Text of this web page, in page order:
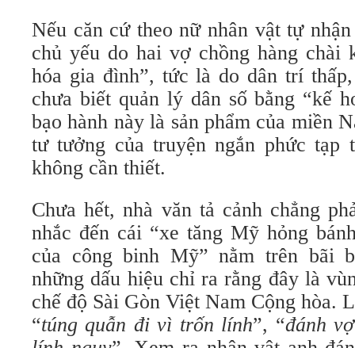
Nếu căn cứ theo nữ nhân vật tự
chủ yếu do hai vợ chồng hàng chài
hóa gia đình”, tức là do dân trí
chưa biết quản lý dân số bằng “kế
bạo hành này là sản phẩm của miền
tư tưởng của truyện ngắn phức tạp
không cần thiết.
Chưa hết, nhà văn tả cảnh chẳng
nhắc đến cái “xe tăng Mỹ hỏng
của công binh Mỹ” nằm trên bãi
những dấu hiệu chỉ ra rằng đây là
chế độ Sài Gòn Việt Nam Cộng hòa.
“túng quẫn đi vì trốn lính”, “đánh